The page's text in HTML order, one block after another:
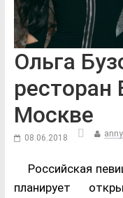
Ольга
ресторан
Москве
08.06.2018
Российская
планирует